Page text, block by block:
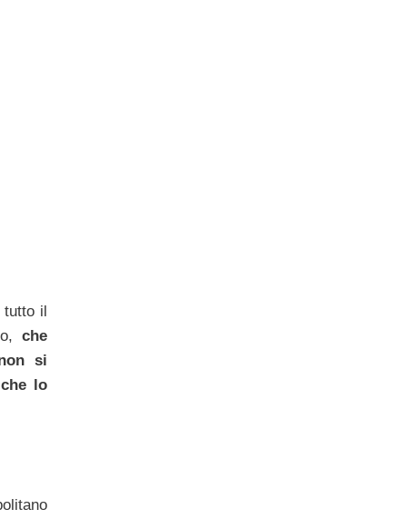
tutto il
che
si
lo